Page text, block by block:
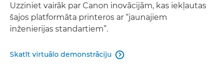
Uzziniet vairāk par Canon inovācijām, kas iekļautas
šajos platformāta printeros ar “jaunajiem
inženierijas standartiem”.
Skatīt virtuālo demonstrāciju 